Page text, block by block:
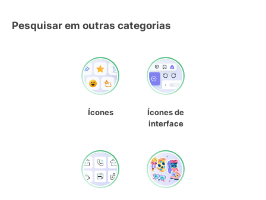
Pesquisar em outras categorias
Ícones
Ícones de
interface